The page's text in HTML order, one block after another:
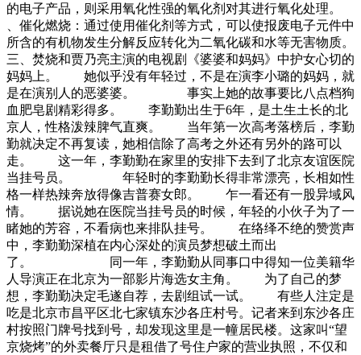
的电子产品，则采用氧化性强的氧化剂对其进行氧化处理。
、催化燃烧：通过使用催化剂等方式，可以使报废电子元件中
所含的有机物发生分解反应转化为二氧化碳和水等无害物质。
三、焚烧和贾乃亮主演的电视剧《婆婆和妈妈》中护女心切的
妈妈上。 她似乎没有年轻过，不是在演李小璐的妈妈，就
是在演别人的恶婆婆。 事实上她的故事要比八点档狗
血肥皂剧精彩得多。 李勤勤出生于6年，是土生土长的北
京人，性格泼辣脾气直爽。 当年第一次高考落榜后，李勤
勤就决定不再复读，她相信除了高考之外还有另外的路可以
走。 这一年，李勤勤在家里的安排下去到了北京友谊医院
当挂号员。 年轻时的李勤勤长得非常漂亮，长相如性
格一样热辣奔放得像吉普赛女郎。 乍一看还有一股异域风
情。 据说她在医院当挂号员的时候，年轻的小伙子为了一
睹她的芳容，不看病也来排队挂号。 在络绎不绝的赞赏声
中，李勤勤深植在内心深处的演员梦想破土而出
了。 同一年，李勤勤从同事口中得知一位美籍华
人导演正在北京为一部影片海选女主角。 为了自己的梦
想，李勤勤决定毛遂自荐，去剧组试一试。 有些人注定是
吃是北京市昌平区北七家镇东沙各庄村号。记者来到东沙各庄
村按照门牌号找到号，却发现这里是一幢居民楼。这家叫“望
京烧烤”的外卖餐厅只是租借了号住户家的营业执照，不仅和